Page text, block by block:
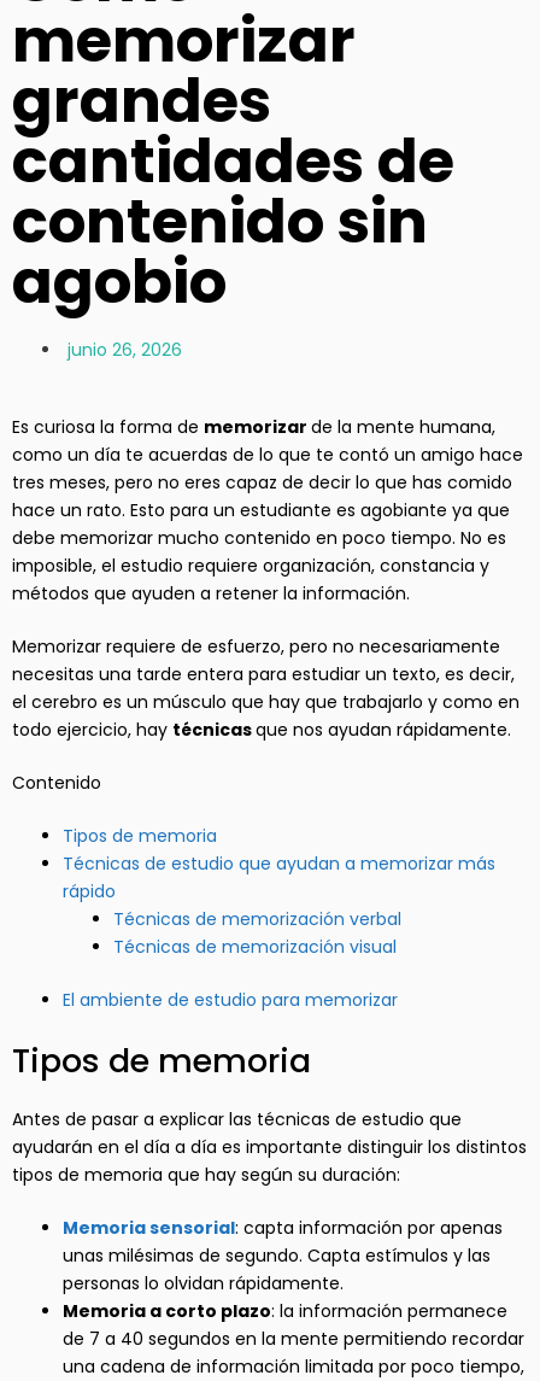
memorizar
grandes
cantidades de
contenido sin
agobio
junio 26, 2026
Es curiosa la forma de memorizar de la mente humana,
como un día te acuerdas de lo que te contó un amigo hace
tres meses, pero no eres capaz de decir lo que has comido
hace un rato. Esto para un estudiante es agobiante ya que
debe memorizar mucho contenido en poco tiempo. No es
imposible, el estudio requiere organización, constancia y
métodos que ayuden a retener la información.
Memorizar requiere de esfuerzo, pero no necesariamente
necesitas una tarde entera para estudiar un texto, es decir,
el cerebro es un músculo que hay que trabajarlo y como en
todo ejercicio, hay técnicasque nos ayudan rápidamente.
Contenido
Tipos de memoria
Técnicas de estudio que ayudan a memorizar más
rápido
Técnicas de memorización verbal
Técnicas de memorización visual
El ambiente de estudio para memorizar
Tipos de memoria
Antes de pasar a explicar las técnicas de estudio que
ayudarán en el día a día es importante distinguir los distintos
tipos de memoria que hay según su duración:
Memoria sensorial: capta información por apenas
unas milésimas de segundo. Capta estímulos y las
personas lo olvidan rápidamente.
Memoria a corto plazo: la información permanece
de 7 a 40 segundos en la mente permitiendo recordar
una cadena de información limitada por poco tiempo,